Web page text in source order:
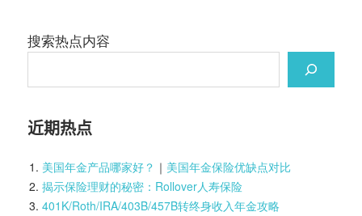
搜索热点内容
近期热点
美国年金产品哪家好？ ｜ 美国年金保险优缺点对比
揭示保险理财的秘密：Rollover人寿保险
401K/Roth/IRA/403B/457B转终身收入年金攻略